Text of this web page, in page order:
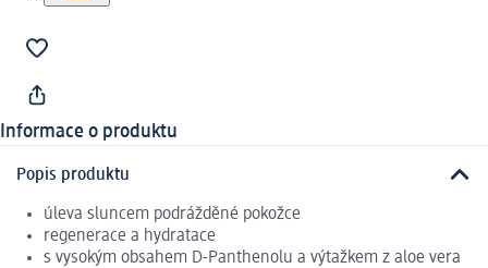
Informace o produktu
Popis produktu
úleva sluncem podrážděné pokožce
regenerace a hydratace
s vysokým obsahem D-Panthenolu a výtažkem z aloe vera